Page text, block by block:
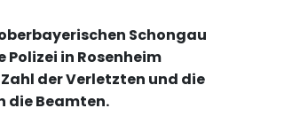
Schongau
in Rosenheim
der Verletzten und die
die Beamten.